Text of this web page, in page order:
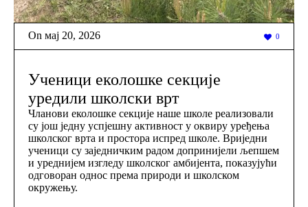
On мај 20, 2026 0
Ученици еколошке секције
уредили школски врт
Чланови еколошке секције наше школе реализовали
су још једну успјешну активност у оквиру уређења
школског врта и простора испред школе. Вриједни
ученици су заједничким радом допринијели љепшем
и уреднијем изгледу школског амбијента, показујући
одговоран однос према природи и школском
окружењу.